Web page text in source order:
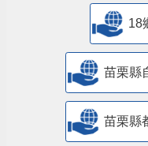
18
苗栗縣
苗栗縣